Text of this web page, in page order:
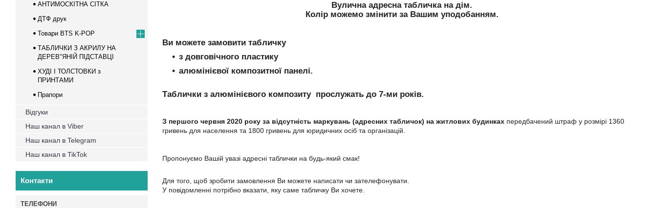
Вулична адресна табличка на дім.
Колір можемо змінити за Вашим уподобанням.
Ви можете замовити табличку
з довговічного пластику
алюмінієвої композитної панелі.
Таблички з алюмінієвого композиту прослужать до 7-ми років.
З першого червня 2020 року за відсутність маркувань (адресних табличок) на житлових будинках передбачений штраф у розмірі 1360
гривень для населення та 1800 гривень для юридичних осіб та організацій.
Пропонуємо Вашій увазі адресні таблички на будь-який смак!
Для того, щоб зробити замовлення Ви можете написати чи зателефонувати.
У повідомленні потрібно вказати, яку саме табличку Ви хочете.
АНТИМОСКІТНА СІТКА
ДТФ друк
Товари BTS K-POP
ТАБЛИЧКИ З АКРИЛУ НА
ДЕРЕВ"ЯНІЙ ПІДСТАВЦІ
ХУДІ І ТОЛСТОВКИ з
ПРИНТАМИ
Прапори
Відгуки
Наш канал в Viber
Наш канал в Telegram
Наш канал в TikTok
Контакти